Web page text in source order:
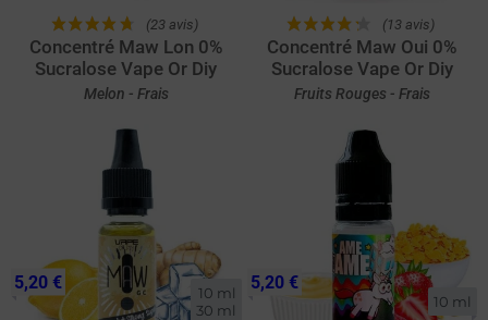
(23 avis)
Concentré Maw Lon 0%
Sucralose Vape Or Diy
Melon - Frais
(13 avis)
Concentré Maw Oui 0%
Sucralose Vape Or Diy
Fruits Rouges - Frais
10 ml
30 ml
5,20 €
10 ml
5,20 €